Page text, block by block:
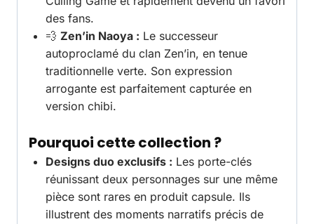
des fans.
💨 Zen’in Naoya : Le successeur
autoproclamé du clan Zen’in, en tenue
traditionnelle verte. Son expression
arrogante est parfaitement capturée en
version chibi.
Pourquoi cette collection ?
Designs duo exclusifs : Les porte-clés
réunissant deux personnages sur une même
pièce sont rares en produit capsule. Ils
illustrent des moments narratifs précis de